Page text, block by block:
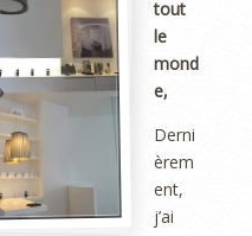
tout
le
mond
e,
Derni
èrem
ent,
j’ai